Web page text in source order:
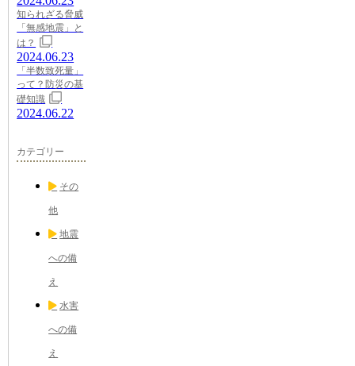
知られざる脅威
「無感地震」と
は？
2024.06.23
「半数致死量」
って？防災の基
礎知識
2024.06.22
カテゴリー
その
他
地震
への備
え
水害
への備
え